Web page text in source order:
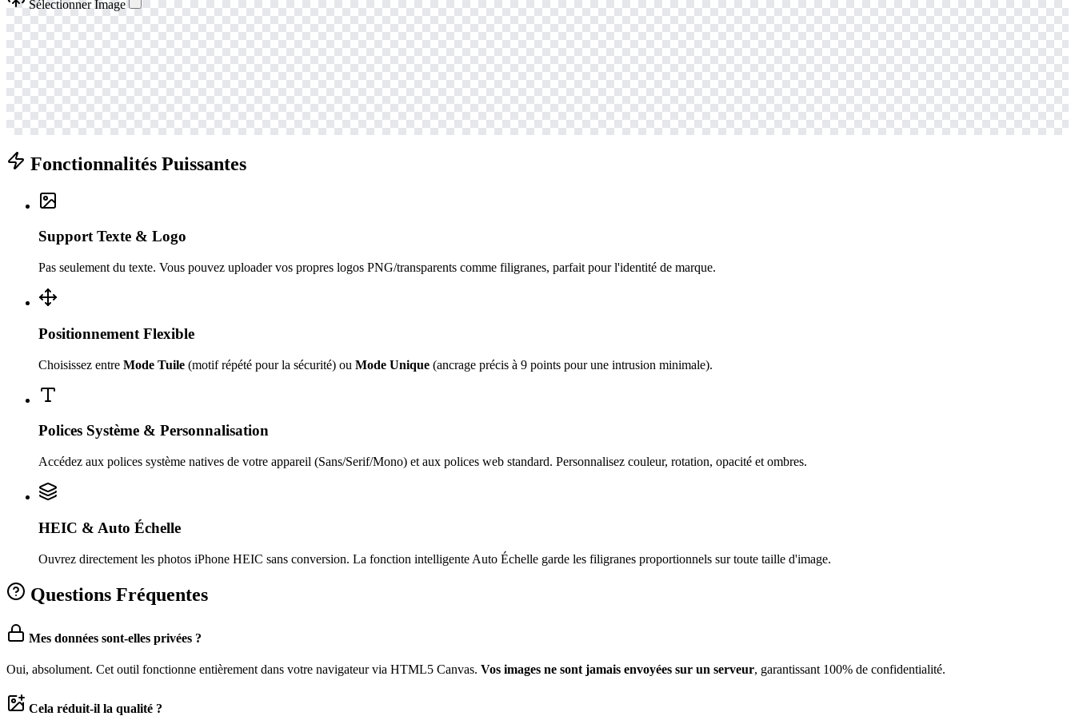
Sélectionner Image
Fonctionnalités Puissantes
Support Texte & Logo
Pas seulement du texte. Vous pouvez uploader vos propres logos PNG/transparents comme filigranes, parfait pour l'identité de marque.
Positionnement Flexible
Choisissez entre Mode Tuile (motif répété pour la sécurité) ou Mode Unique (ancrage précis à 9 points pour une intrusion minimale).
Polices Système & Personnalisation
Accédez aux polices système natives de votre appareil (Sans/Serif/Mono) et aux polices web standard. Personnalisez couleur, rotation, opacité et ombres.
HEIC & Auto Échelle
Ouvrez directement les photos iPhone HEIC sans conversion. La fonction intelligente Auto Échelle garde les filigranes proportionnels sur toute taille d'image.
Questions Fréquentes
Mes données sont-elles privées ?
Oui, absolument. Cet outil fonctionne entièrement dans votre navigateur via HTML5 Canvas. Vos images ne sont jamais envoyées sur un serveur, garantissant 100% de confidentialité.
Cela réduit-il la qualité ?